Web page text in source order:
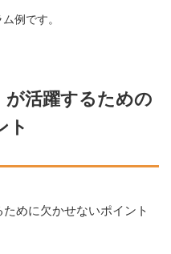
例です。
が活躍するための
ト
めに欠かせないポイント